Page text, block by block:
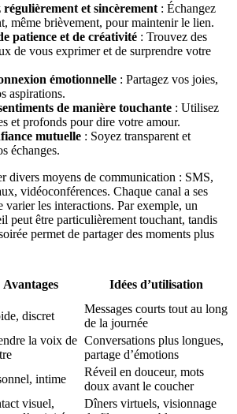
et sincèrement : Échangez
même brièvement, pour maintenir le lien.
patience et de créativité : Trouvez des
de vous exprimer et de surprendre votre
émotionnelle : Partagez vos joies,
aspirations.
de manière touchante : Utilisez
et profonds pour dire votre amour.
mutuelle : Soyez transparent et
échanges.
divers moyens de communication : SMS,
vidéoconférences. Chaque canal a ses
varier les interactions. Par exemple, un
peut être particulièrement touchant, tandis
permet de partager des moments plus
Avantages Idées d’utilisation
discret
Messages courts tout au long
de la journée
la voix de Conversations plus longues,
partage d’émotions
intime
Réveil en douceur, mots
doux avant le coucher
visuel,
Dîners virtuels, visionnage